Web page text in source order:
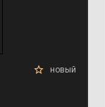
новый